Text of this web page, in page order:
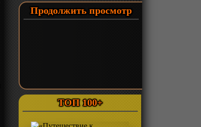
Продолжить просмотр
ТОП 100+